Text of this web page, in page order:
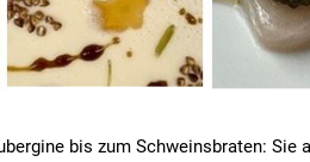
bis zum Schweinsbraten: